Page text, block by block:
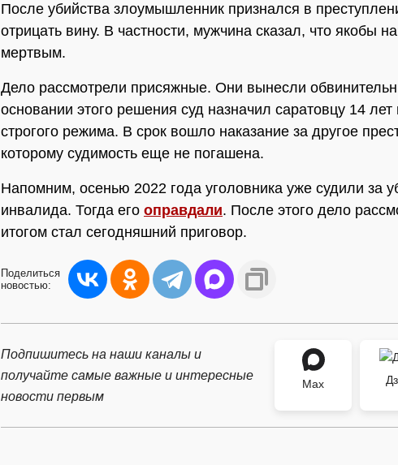
После убийства злоумышленник признался в
отрицать вину. В частности, мужчина сказал, что якобы
мертвым.
Дело рассмотрели присяжные. Они вынесли
основании этого решения суд назначил саратовцу 14
строгого режима. В срок вошло наказание за другое
которому судимость еще не погашена.
Напомним, осенью 2022 года уголовника уже судили за
инвалида. Тогда его оправдали. После этого дело
итогом стал сегодняшний приговор.
Поделиться
новостью:
Подпишитесь на наши каналы и
получайте самые важные и интересные
новости первым
Max